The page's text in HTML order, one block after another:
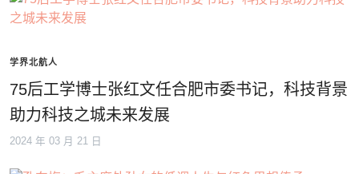
学界北航人
75后工学博士张红文任合肥市委书记，科技背景
助力科技之城未来发展
2024 年 03 月 21 日